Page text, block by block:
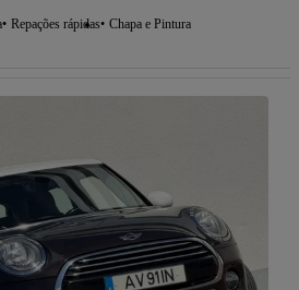
Repações rápidas Chapa e Pintura